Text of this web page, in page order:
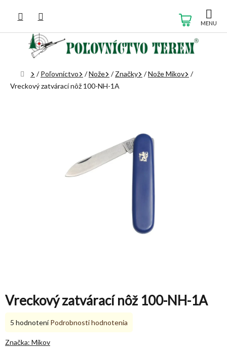
obsah
KOŠÍK
Domov
/ Poľovníctvo /Nože / Značky /Nože Mikov
/
Vreckový zatvárací nôž 100-NH-1A
Vreckový zatvárací nôž 100-NH-1A
Priemerné
produktu
5 hodnotení Podrobnosti hodnotenia
Značka: Mikov